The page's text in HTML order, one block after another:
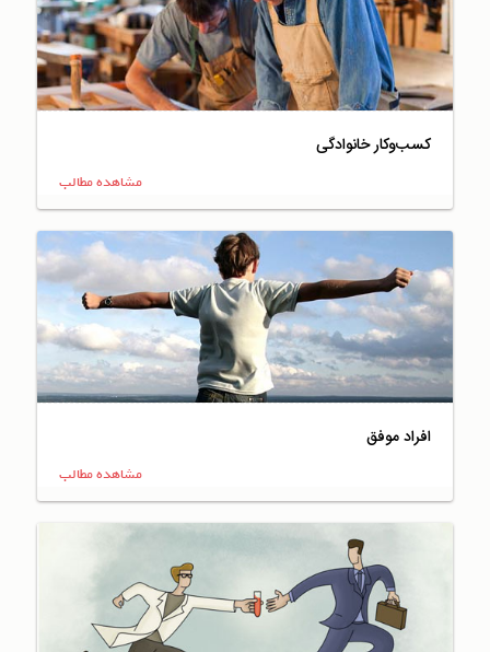
کسب‌وکار خانوادگی
مشاهده مطالب
افراد موفق
مشاهده مطالب